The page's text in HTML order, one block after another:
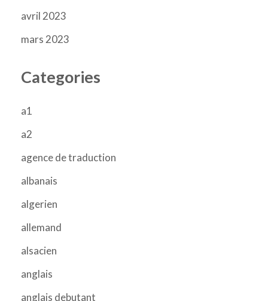
avril 2023
mars 2023
Categories
a1
a2
agence de traduction
albanais
algerien
allemand
alsacien
anglais
anglais debutant